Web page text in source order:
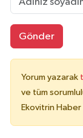
Gönder
Yorum yazarak
ve tüm
Ekovitrin